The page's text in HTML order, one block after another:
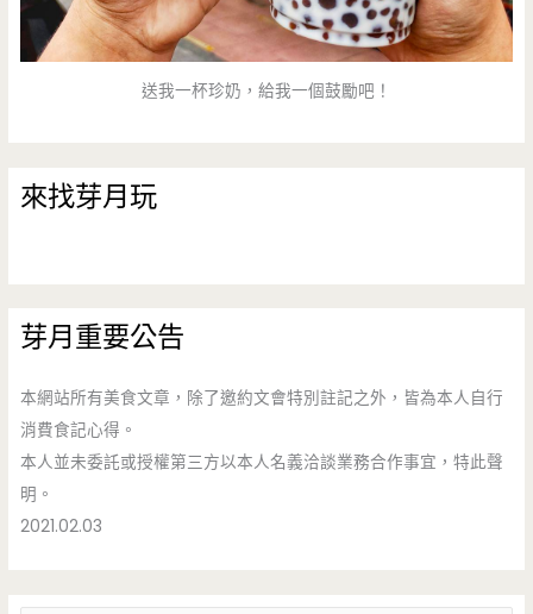
送我一杯珍奶，給我一個鼓勵吧！
來找芽月玩
芽月重要公告
本網站所有美食文章，除了邀約文會特別註記之外，皆為本人自行
消費食記心得。
本人並未委託或授權第三方以本人名義洽談業務合作事宜，特此聲
明。
2021.02.03